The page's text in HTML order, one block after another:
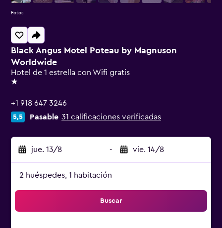
Black Angus Motel Poteau by Magnuson
Worldwide
Hotel de 1 estrella con Wifi gratis
1 estrella
+1 918 647 3246
5,5 Pasable 31 calificaciones verificadas
jue. 13/8 - vie. 14/8
2 huéspedes, 1 habitación
Buscar
Fotos